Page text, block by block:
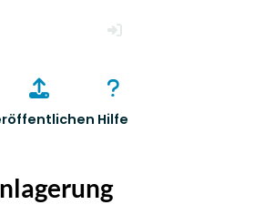
Hilfe